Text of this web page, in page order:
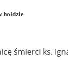
hołdzie
śmierci ks.